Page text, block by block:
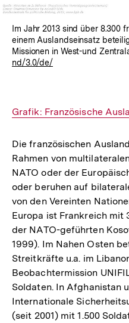
Im Jahr 2013 sind über 8.300
einem Auslandseinsatz
Missionen in West-und
nd/3.0/de/
Interner
Grafik: Französische
Die französischen
Rahmen von
NATO oder der
oder beruhen auf
von den Vereinten
Europa ist Frankreich mit
der NATO-geführten
1999). Im Nahen Osten
Streitkräfte u.a. im
Beobachtermission
Soldaten. In Afghanistan
Internationale
(seit 2001) mit 1.500